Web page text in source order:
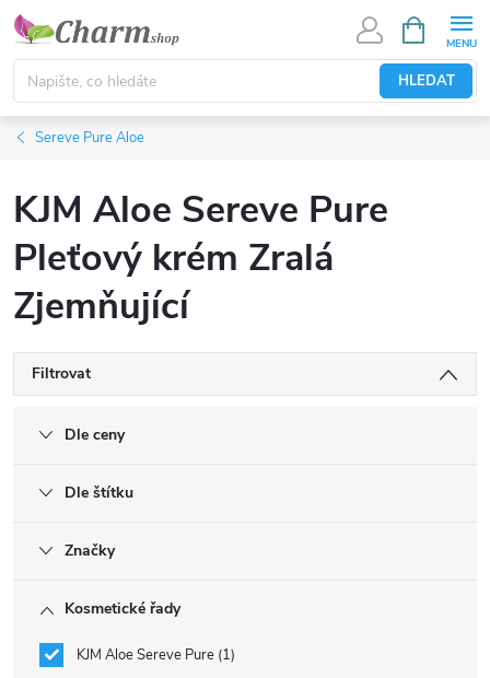
Přejít
obsah
HLEDAT
NÁKUPNÍ
KOŠÍK
Sereve Pure Aloe
KJM Aloe Sereve Pure
Pleťový krém Zralá
Zjemňující
Filtrovat
Dle ceny
Dle štítku
Značky
Kosmetické řady
KJM Aloe Sereve Pure 1